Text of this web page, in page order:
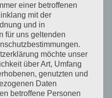
um dem Ganzen schnell
es ja eigentlich darum
Beim Bezahlen
gut, weil ich meist so
Geldstücke
Laden kullerten, sodass
irgendwelchen Regalen
einer betroffenen
mit der
und in
für uns geltenden
möchte unser
über Art, Umfang
genutzten und
Daten
betroffene Personen